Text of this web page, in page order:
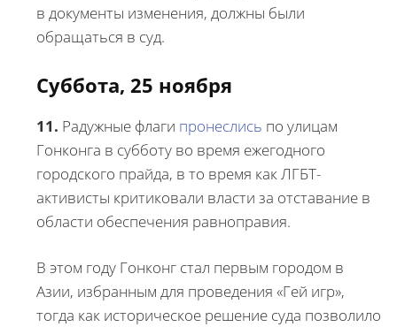
в документы изменения, должны были
обращаться в суд.
Суббота, 25 ноября
11. Радужные флаги пронеслись по улицам
Гонконга в субботу во время ежегодного
городского прайда, в то время как ЛГБТ-
активисты критиковали власти за отставание в
области обеспечения равноправия.
В этом году Гонконг стал первым городом в
Азии, избранным для проведения «Гей игр»,
тогда как историческое решение суда позволило